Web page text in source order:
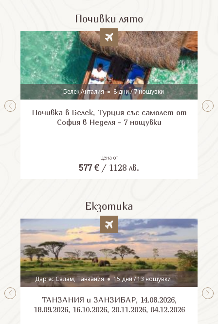
Почивки лято
Белек,Анталия 8 дни / 7 нощувки
Почивка в Белек, Турция със самолет от
София в Неделя - 7 нощувки
Цена от
577 €/ 1128 лв.
Екзотика
Дар ес Салам, Танзания 15 дни / 13 нощувки
ТАНЗАНИЯ и ЗАНЗИБАР, 14.08.2026,
18.09.2026, 16.10.2026, 20.11.2026, 04.12.2026